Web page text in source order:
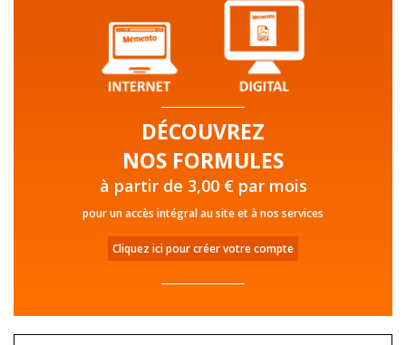
DÉCOUVREZ
NOS FORMULES
à partir de 3,00 € par mois
pour un accès intégral au site et à nos services
Cliquez ici pour créer votre compte